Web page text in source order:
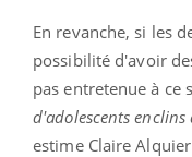
En revanche, si les
possibilité d'avoir
pas entretenue à ce
d'adolescents
estime Claire